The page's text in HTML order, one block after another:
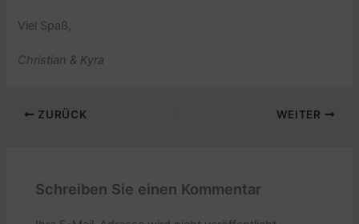
Viel Spaß,
Christian & Kyra
ZURÜCK WEITER
Schreiben Sie einen Kommentar